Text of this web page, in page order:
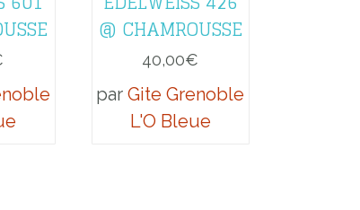
@ CHAMROUSSE
40,00€
parGite Grenoble
L'O Bleue